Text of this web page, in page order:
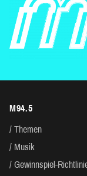
M94.5
Themen
Musik
Gewinnspiel-